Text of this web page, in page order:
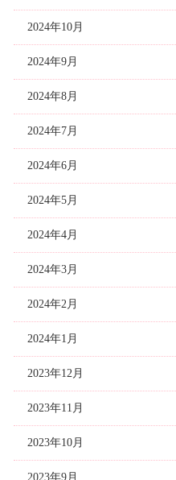
2024年10月
2024年9月
2024年8月
2024年7月
2024年6月
2024年5月
2024年4月
2024年3月
2024年2月
2024年1月
2023年12月
2023年11月
2023年10月
2023年9月